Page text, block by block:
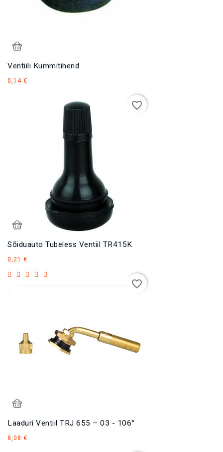
Ventiili Kummitihend
0,14 €
Sõiduauto Tubeless Ventiil TR415K
0,21 €
favorite_border
Laaduri Ventiil TRJ 655 – 03 - 106°
8,08 €
favorite_border